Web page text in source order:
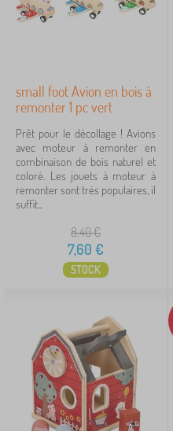
small foot Avion en bois à
remonter 1 pc vert
Prêt pour le décollage ! Avions
avec moteur à remonter en
combinaison de bois naturel et
coloré. Les jouets à moteur à
remonter sont très populaires, il
suffit...
8,40€
7,60 €
STOCK